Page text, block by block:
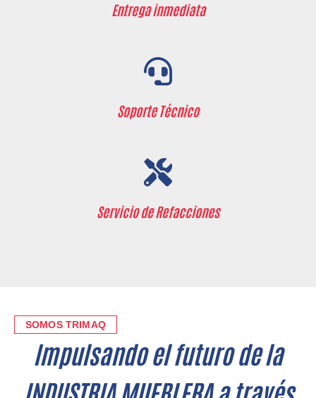
Entrega inmediata
Soporte ​Técnico
Servicio de Refacciones
SOMOS TRIMAQ
Impulsando el futuro de la